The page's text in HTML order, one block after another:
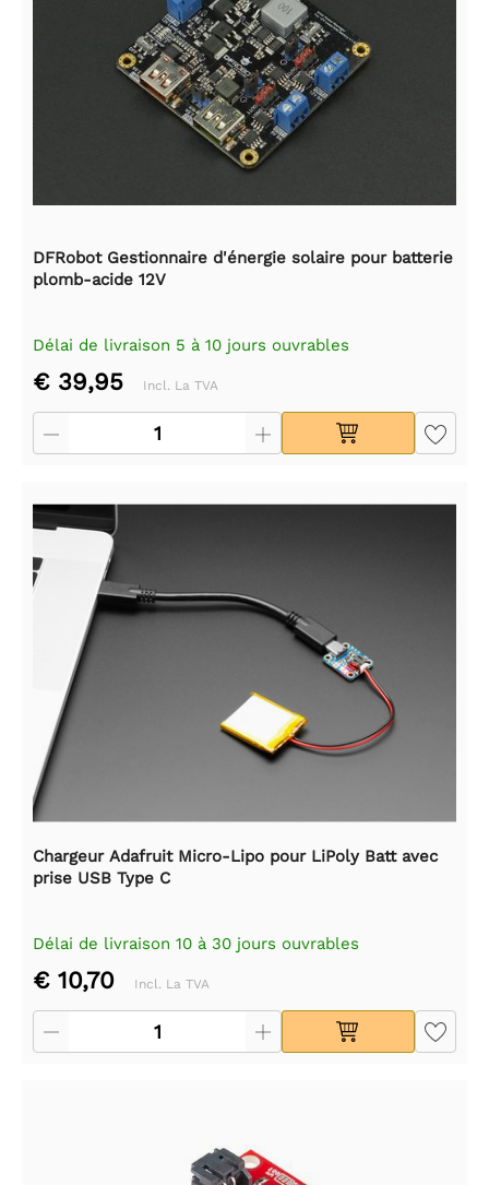
DFRobot Gestionnaire d'énergie solaire pour batterie
plomb-acide 12V
Délai de livraison 5 à 10 jours ouvrables
€ 39,95 Incl. La TVA
Chargeur Adafruit Micro-Lipo pour LiPoly Batt avec
prise USB Type C
Délai de livraison 10 à 30 jours ouvrables
€ 10,70 Incl. La TVA